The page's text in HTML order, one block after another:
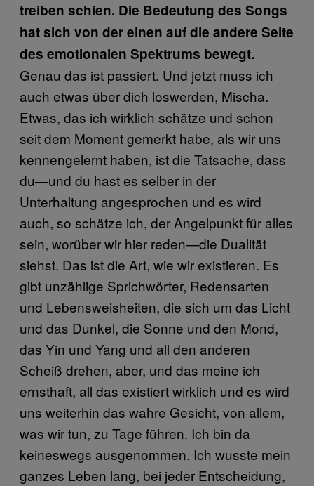
treiben schien. Die Bedeutung des Songs
hat sich von der einen auf die andere Seite
des emotionalen Spektrums bewegt.
Genau das ist passiert. Und jetzt muss ich
auch etwas über dich loswerden, Mischa.
Etwas, das ich wirklich schätze und schon
seit dem Moment gemerkt habe, als wir uns
kennengelernt haben, ist die Tatsache, dass
du—und du hast es selber in der
Unterhaltung angesprochen und es wird
auch, so schätze ich, der Angelpunkt für alles
sein, worüber wir hier reden—die Dualität
siehst. Das ist die Art, wie wir existieren. Es
gibt unzählige Sprichwörter, Redensarten
und Lebensweisheiten, die sich um das Licht
und das Dunkel, die Sonne und den Mond,
das Yin und Yang und all den anderen
Scheiß drehen, aber, und das meine ich
ernsthaft, all das existiert wirklich und es wird
uns weiterhin das wahre Gesicht, von allem,
was wir tun, zu Tage führen. Ich bin da
keineswegs ausgenommen. Ich wusste mein
ganzes Leben lang, bei jeder Entscheidung,